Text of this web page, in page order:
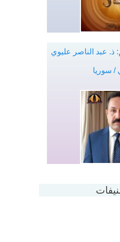
ذ. عبد الناصر عليوي
/ سوريا